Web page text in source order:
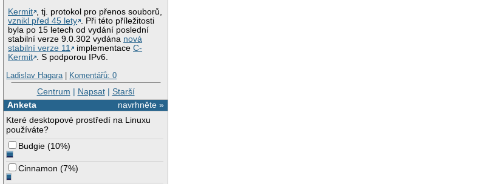
Kermit , tj. protokol pro přenos souborů,
vznikl před 45 lety . Při této příležitosti
byla po 15 letech od vydání poslední
stabilní verze 9.0.302 vydána nová
stabilní verze 11
implementaceC-
Kermit . S podporou IPv6.
Ladislav Hagara| Komentářů: 0
Centrum | Napsat| Starší
navrhněte »
Anketa
Které desktopové prostředí na Linuxu
používáte?
Budgie (10%)
Cinnamon (7%)